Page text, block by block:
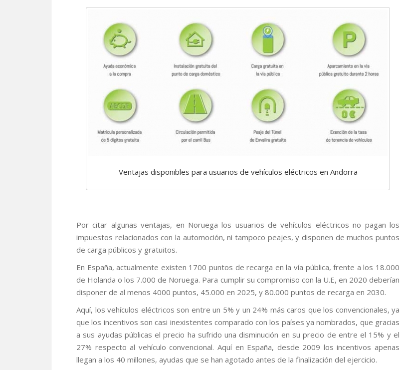
Ventajas disponibles para usuarios de vehículos eléctricos en Andorra
Por citar algunas ventajas, en Noruega los usuarios de vehículos eléctricos no pagan los
impuestos relacionados con la automoción, ni tampoco peajes, y disponen de muchos puntos
de carga públicos y gratuitos.
En España, actualmente existen 1700 puntos de recarga en la vía pública, frente a los 18.000
de Holanda o los 7.000 de Noruega. Para cumplir su compromiso con la U.E, en 2020 deberían
disponer de al menos 4000 puntos, 45.000 en 2025, y 80.000 puntos de recarga en 2030.
Aquí, los vehículos eléctricos son entre un 5% y un 24% más caros que los convencionales, ya
que los incentivos son casi inexistentes comparado con los países ya nombrados, que gracias
a sus ayudas públicas el precio ha sufrido una disminución en su precio de entre el 15% y el
27% respecto al vehículo convencional. Aquí en España, desde 2009 los incentivos apenas
llegan a los 40 millones, ayudas que se han agotado antes de la finalización del ejercicio.